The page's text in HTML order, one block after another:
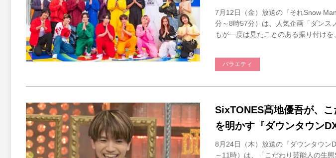
7月12日（金）放送の『それSnow
分～8時57分）は、人気企画「ダンス
もが一度は見たことのある振り付けを
バラエティ
SixTONES髙地優吾が、
を明かす『ダウンタウンDX
8月24日（木）放送の『ダウンタウ
～11時）は、「こだわり芸能人の生